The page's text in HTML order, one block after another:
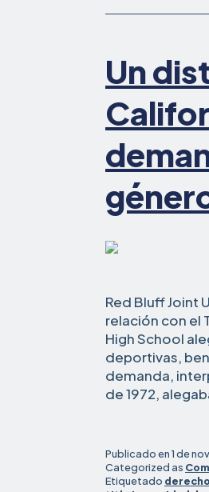
Un
Red Bluff Joint
relación con el
High School
deportivas,
demanda,
de 1972,
Publicado en1 de
Categorized as
Etiquetado